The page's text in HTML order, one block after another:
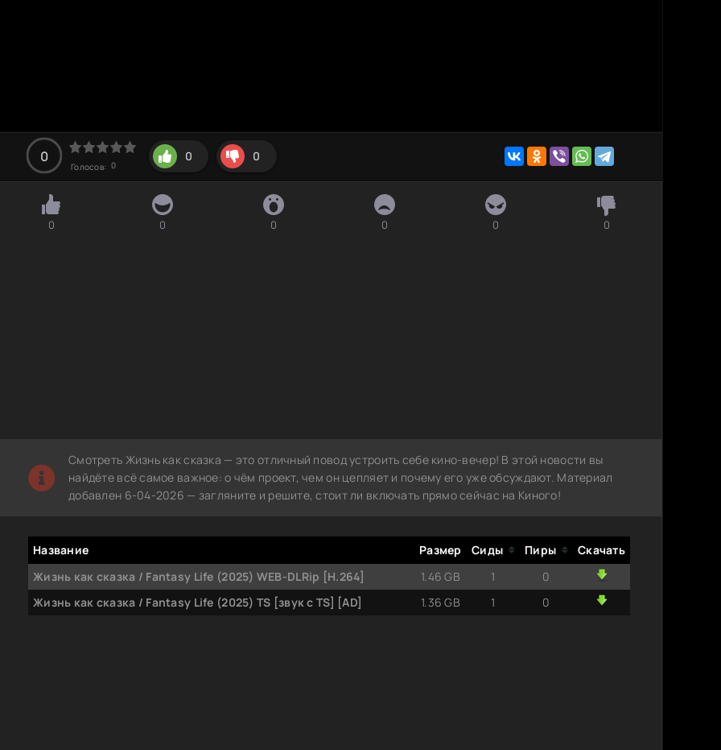
0
Голосов: 0
0 0
0 0 0 0 0 0
Смотреть Жизнь как сказка — это отличный повод устроить себе кино-вечер! В этой новости вы
найдёте всё самое важное: о чём проект, чем он цепляет и почему его уже обсуждают. Материал
добавлен 6-04-2026 — загляните и решите, стоит ли включать прямо сейчас на Киного!
Название Размер Сиды Пиры
Скачать
Жизнь как сказка / Fantasy Life (2025) WEB-DLRip [H.264]
1.46 GB 1
0
Жизнь как сказка / Fantasy Life (2025) TS [звук с TS] [AD]
1.36 GB 1 0